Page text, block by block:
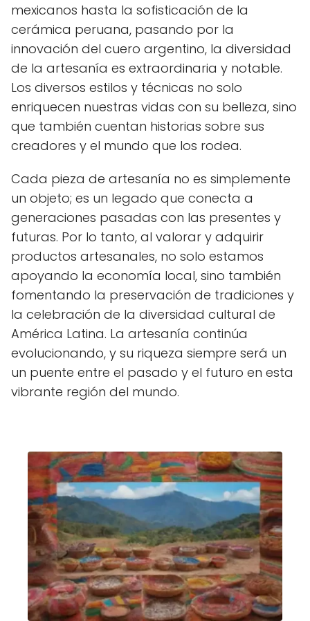
mexicanos hasta la sofisticación de la
cerámica peruana, pasando por la
innovación del cuero argentino, la diversidad
de la artesanía es extraordinaria y notable.
Los diversos estilos y técnicas no solo
enriquecen nuestras vidas con su belleza, sino
que también cuentan historias sobre sus
creadores y el mundo que los rodea.
Cada pieza de artesanía no es simplemente
un objeto; es un legado que conecta a
generaciones pasadas con las presentes y
futuras. Por lo tanto, al valorar y adquirir
productos artesanales, no solo estamos
apoyando la economía local, sino también
fomentando la preservación de tradiciones y
la celebración de la diversidad cultural de
América Latina. La artesanía continúa
evolucionando, y su riqueza siempre será un
un puente entre el pasado y el futuro en esta
vibrante región del mundo.